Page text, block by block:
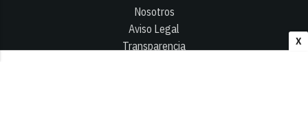
X
Nosotros
Aviso Legal
Transparencia